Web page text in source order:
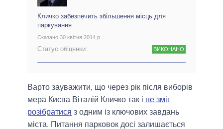
Кличко забезпечить збільшення місць для
паркування
Сказано 30 квітня 2014 р.
Статус обіцянки: ВИКОНАНО
Варто зауважити, що через рік після виборів
мера Києва Віталій Кличко так і не зміг
розібратися з одним із ключових завдань
міста. Питання парковок досі залишається